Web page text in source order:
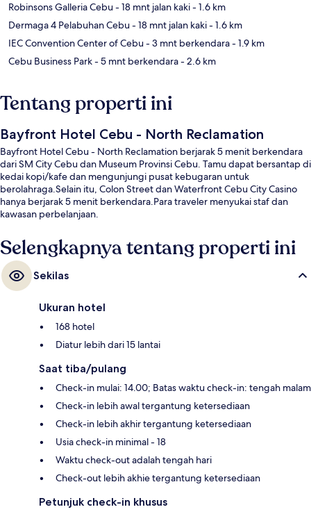
Robinsons Galleria Cebu- 18 mnt jalan kaki- 1.6 km
Dermaga 4 Pelabuhan Cebu- 18 mnt jalan kaki- 1.6 km
IEC Convention Center of Cebu- 3 mnt berkendara- 1.9 km
Cebu Business Park- 5 mnt berkendara- 2.6 km
Tentang properti ini
Bayfront Hotel Cebu - North Reclamation
Bayfront Hotel Cebu - North Reclamation berjarak 5 menit berkendara
dari SM City Cebu dan Museum Provinsi Cebu. Tamu dapat bersantap di
kedai kopi/kafe dan mengunjungi pusat kebugaran untuk
berolahraga.Selain itu, Colon Street dan Waterfront Cebu City Casino
hanya berjarak 5 menit berkendara.Para traveler menyukai staf dan
kawasan perbelanjaan.
Selengkapnya tentang properti ini
Sekilas
Ukuran hotel
168 hotel
Diatur lebih dari 15 lantai
Saat tiba/pulang
Check-in mulai: 14.00; Batas waktu check-in: tengah malam
Check-in lebih awal tergantung ketersediaan
Check-in lebih akhir tergantung ketersediaan
Usia check-in minimal - 18
Waktu check-out adalah tengah hari
Check-out lebih akhie tergantung ketersediaan
Petunjuk check-in khusus